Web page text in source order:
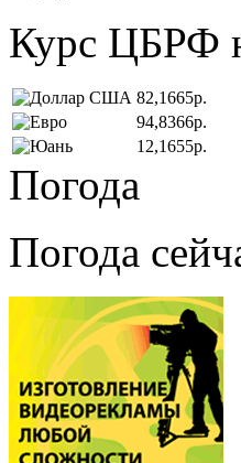
Курс ЦБРФ
82,1665р.
94,8366р.
12,1655р.
Погода
Погода